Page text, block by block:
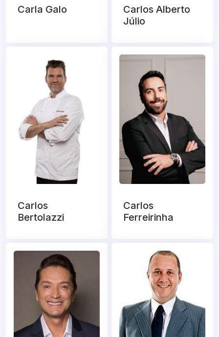
Carla Galo
Carlos Alberto
Júlio
Carlos
Bertolazzi
Carlos
Ferreirinha